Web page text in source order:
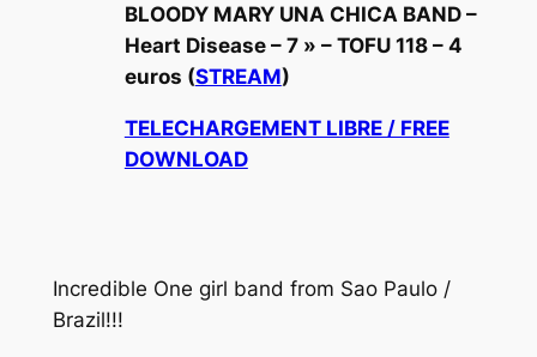
BLOODY MARY UNA CHICA BAND –
Heart Disease – 7 » – TOFU 118 – 4
euros (STREAM)
TELECHARGEMENT LIBRE / FREE
DOWNLOAD
Incredible One girl band from Sao Paulo /
Brazil!!!